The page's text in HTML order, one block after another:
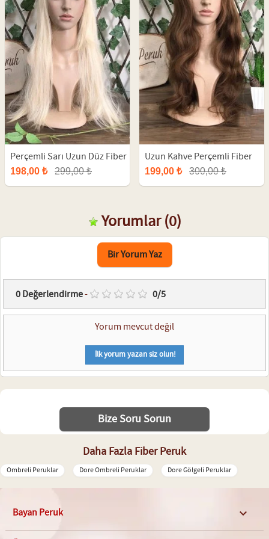
Perçemli Sarı Uzun Düz Fiber
Peruk
198,00 ₺ 299,00 ₺
Uzun Kahve Perçemli Fiber
Peruk
199,00 ₺ 300,00 ₺
Yorumlar(0)
Bir Yorum Yaz
0Değerlendirme- 0/5
Yorum mevcut değil
İlk yorum yazan siz olun!
Bize Soru Sorun
Daha Fazla Fiber Peruk
Ombreli Peruklar Dore Ombreli Peruklar Dore Gölgeli Peruklar
Bayan Peruk 